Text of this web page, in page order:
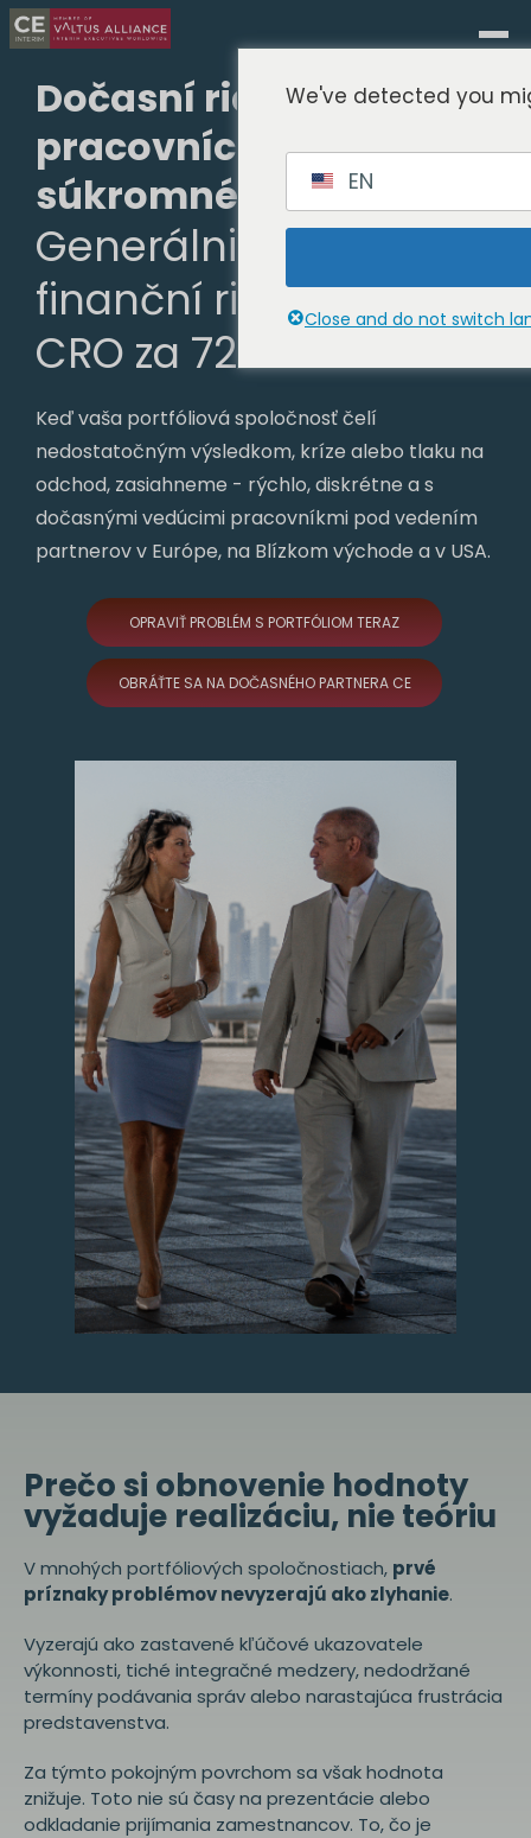
Dočasní riadiaci
pracovníci v oblasti
súkromného kapitálu.
Generálni riaditelia,
finanční riaditelia,
CRO za 72 hodín
Keď vaša portfóliová spoločnosť čelí
nedostatočným výsledkom, kríze alebo tlaku na
odchod, zasiahneme - rýchlo, diskrétne a s
dočasnými vedúcimi pracovníkmi pod vedením
partnerov v Európe, na Blízkom východe a v USA.
OPRAVIŤ PROBLÉM S PORTFÓLIOM TERAZ
OBRÁŤTE SA NA DOČASNÉHO PARTNERA CE
Prečo si obnovenie hodnoty
vyžaduje realizáciu, nie teóriu
V mnohých portfóliových spoločnostiach, prvé
príznaky problémov nevyzerajú ako zlyhanie.
Vyzerajú ako zastavené kľúčové ukazovatele
výkonnosti, tiché integračné medzery, nedodržané
termíny podávania správ alebo narastajúca frustrácia
predstavenstva.
Za týmto pokojným povrchom sa však hodnota
znižuje. Toto nie sú časy na prezentácie alebo
odkladanie prijímania zamestnancov. To, čo je
We've detected you
EN
Close and do not switch